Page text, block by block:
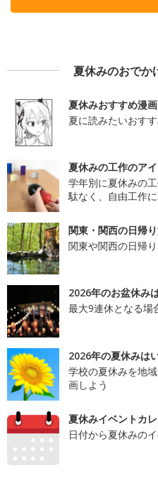
夏休みのおでか
夏休みおすすめ漫画
夏に読みたいおす
夏休みの工作のア
学年別に夏休みの
駄なく、自由工作
関東・関西の日帰
関東や関西の日帰
2026年のお盆休み
最大9連休となる場
2026年の夏休みは
学校の夏休みを地
画しよう
夏休みイベントカ
日付から夏休みの